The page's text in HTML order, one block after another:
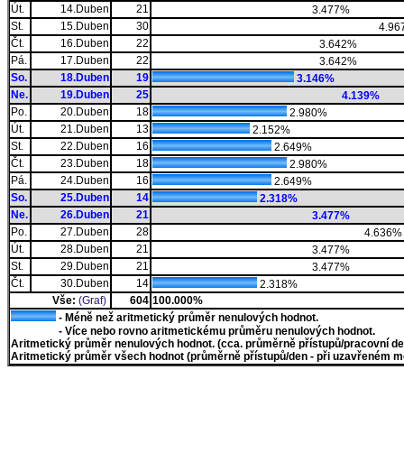
Út.
14.Duben 21
3.477%
St.
15.Duben 30
Čt.
16.Duben 22
3.642%
Pá.
17.Duben 22
3.642%
So.
18.Duben 19
3.146%
Ne.
19.Duben 25
4.139%
Po.
20.Duben 18
2.980%
Út.
21.Duben 13
2.152%
St.
22.Duben 16
2.649%
Čt.
23.Duben 18
2.980%
Pá.
24.Duben 16
2.649%
So.
25.Duben 14
2.318%
Ne.
26.Duben 21
3.477%
Po.
27.Duben 28
4.636%
Út.
28.Duben 21
3.477%
St.
29.Duben 21
3.477%
Čt.
30.Duben 14
2.318%
Vše: (Graf) 604 100.000%
- Méně než aritmetický průměr nenulových hodnot.
- Více nebo rovno aritmetickému průměru nenulových hodnot.
Aritmetický průměr nenulových hodnot. (cca. průměrně přístupů/pracovní
Aritmetický průměr všech hodnot (průměrně přístupů/den - při uzavřeném